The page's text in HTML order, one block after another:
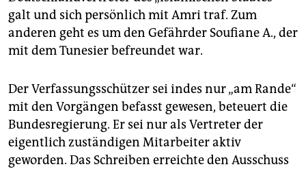
galt und sich persönlich mit Amri traf. Zum
anderen geht es um den Gefährder Soufiane A., der
mit dem Tunesier befreundet war.
Der Verfassungsschützer sei indes nur „am Rande“
mit den Vorgängen befasst gewesen, beteuert die
Bundesregierung. Er sei nur als Vertreter der
eigentlich zuständigen Mitarbeiter aktiv
geworden. Das Schreiben erreichte den Ausschuss